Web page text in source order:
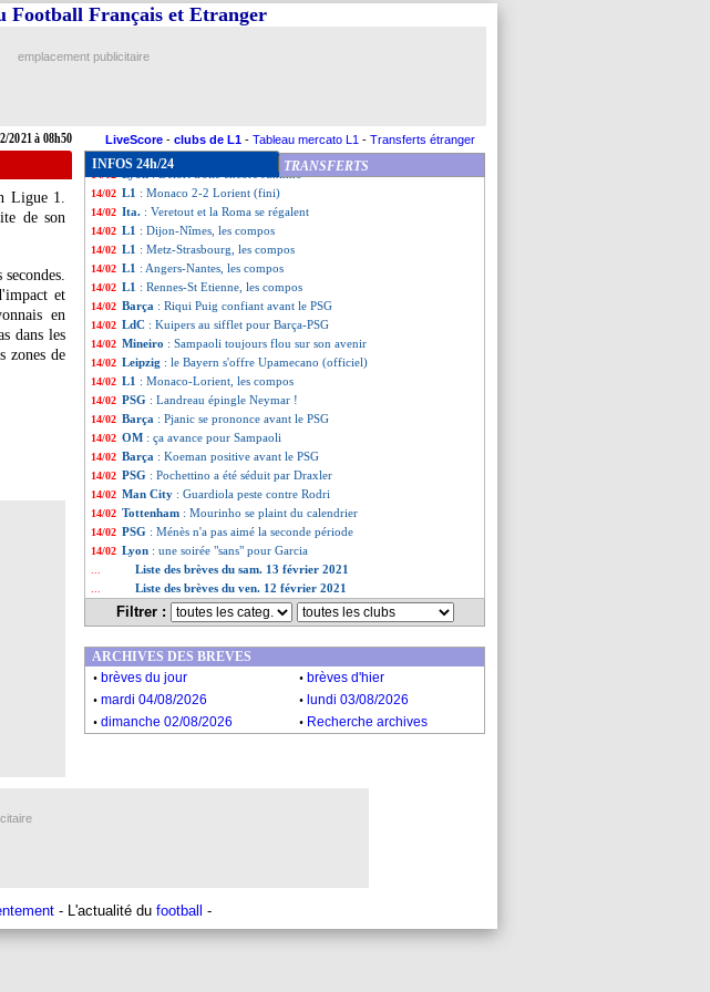
2021 à 08h50
Football Français et Etranger
emplacement publicitaire
LiveScore - clubs de L1 - Tableau mercato L1 - Transferts étranger
Ligue 1.
de son
et
en
dans les
zones de
INFOS 24h/24 TRANSFERTS
14/02 Real: vers un revirement pour Ramos ?
14/02 L1: Angers 1-3 Nantes (fini)
14/02 L1: Rennes 0-2 St Etienne (fini)
14/02 Barça: l'incroyable stat de Messi
14/02 L1: Lille-Brest, les compos
: Delort trolle encore Juninho
14/02 L1 : Monaco 2-2 Lorient (fini)
14/02 Ita. : Veretout et la Roma se régalent
14/02 L1 : Dijon-Nîmes, les compos
14/02 L1 : Metz-Strasbourg, les compos
14/02 L1 : Angers-Nantes, les compos
14/02 L1 : Rennes-St Etienne, les compos
14/02 Barça : Riqui Puig confiant avant le PSG
14/02 LdC : Kuipers au sifflet pour Barça-PSG
14/02 Mineiro : Sampaoli toujours flou sur son avenir
14/02 Leipzig : le Bayern s'offre Upamecano (officiel)
14/02 L1 : Monaco-Lorient, les compos
14/02 PSG : Landreau épingle Neymar !
14/02 Barça : Pjanic se prononce avant le PSG
14/02 OM : ça avance pour Sampaoli
14/02 Barça : Koeman positive avant le PSG
14/02 PSG : Pochettino a été séduit par Draxler
14/02 Man City : Guardiola peste contre Rodri
14/02 Tottenham : Mourinho se plaint du calendrier
14/02 PSG : Ménès n'a pas aimé la seconde période
14/02 Lyon : une soirée "sans" pour Garcia
Liste des brèves du sam. 13 février 2021
Liste des brèves du ven. 12 février 2021
Filtrer :
ARCHIVES DES BREVES
. brèves du jour . brèves d'hier
. mardi 04/08/2026 . lundi 03/08/2026
. dimanche 02/08/2026 . Recherche archives
- L'actualité du football -